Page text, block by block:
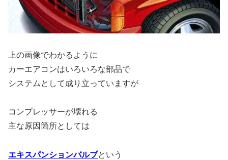
上の画像でわかるように
カーエアコンはいろいろな部品で
システムとして成り立っていますが
コンプレッサーが壊れる
主な原因箇所としては
エキスパンションバルブという